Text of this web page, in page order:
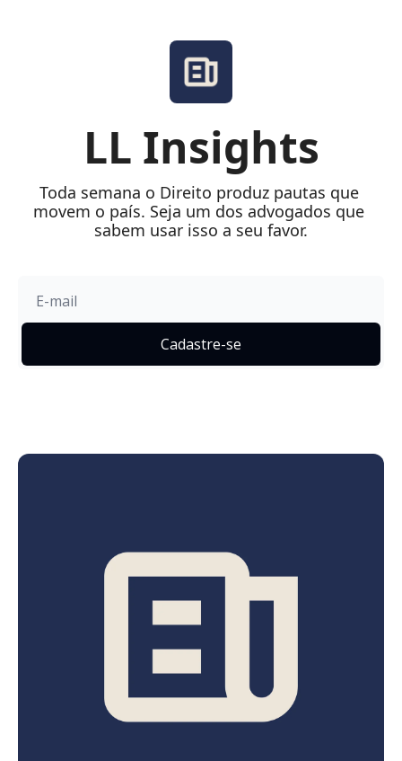
LL Insights
Toda semana o Direito produz pautas que
movem o país. Seja um dos advogados que
sabem usar isso a seu favor.
Cadastre-se